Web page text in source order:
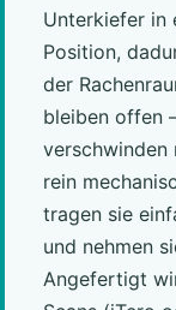
Unterkiefer in
Position,
der
bleiben offen
verschwinden
rein
tragen sie
und nehmen
Angefertigt